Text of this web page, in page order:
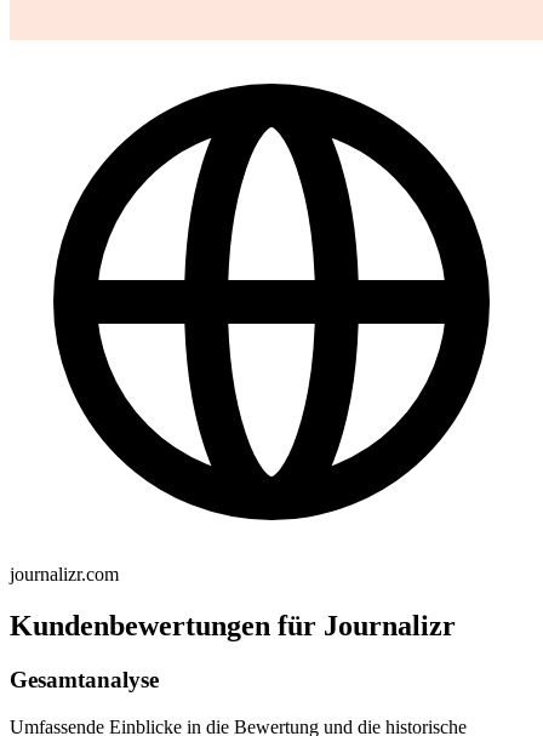
journalizr.com
Kundenbewertungen für Journalizr
Gesamtanalyse
Umfassende Einblicke in die Bewertung und die historische